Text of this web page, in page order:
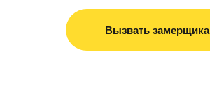
Вызвать замерщика